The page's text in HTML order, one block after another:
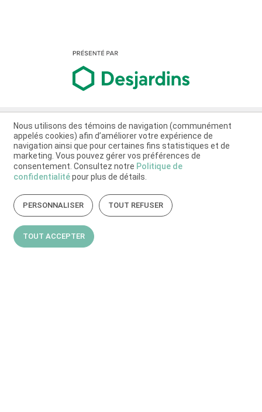
Nous utilisons des témoins de navigation (communément
appelés cookies) afin d’améliorer votre expérience de
navigation ainsi que pour certaines fins statistiques et de
marketing. Vous pouvez gérer vos préférences de
consentement. Consultez notre Politique de
confidentialitépour plus de détails.
PERSONNALISER TOUT REFUSER
TOUT ACCEPTER